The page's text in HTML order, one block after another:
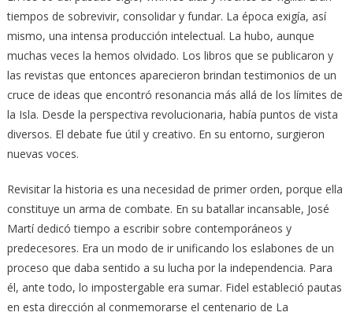
tiempos de sobrevivir, consolidar y fundar. La época exigía, así
mismo, una intensa producción intelectual. La hubo, aunque
muchas veces la hemos olvidado. Los libros que se publicaron y
las revistas que entonces aparecieron brindan testimonios de un
cruce de ideas que encontró resonancia más allá de los límites de
la Isla. Desde la perspectiva revolucionaria, había puntos de vista
diversos. El debate fue útil y creativo. En su entorno, surgieron
nuevas voces.
Revisitar la historia es una necesidad de primer orden, porque ella
constituye un arma de combate. En su batallar incansable, José
Martí dedicó tiempo a escribir sobre contemporáneos y
predecesores. Era un modo de ir unificando los eslabones de un
proceso que daba sentido a su lucha por la independencia. Para
él, ante todo, lo impostergable era sumar. Fidel estableció pautas
en esta dirección al conmemorarse el centenario de La